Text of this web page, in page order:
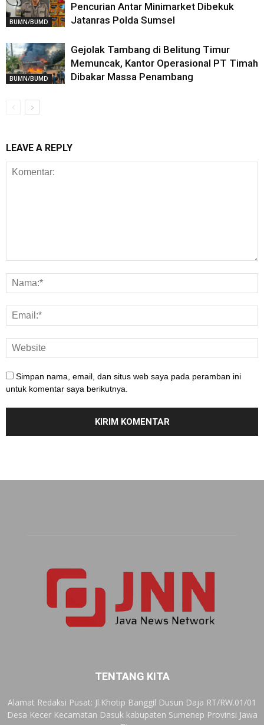
BUMN/BUMD
Pencurian Antar Minimarket Dibekuk
Jatanras Polda Sumsel
BUMN/BUMD
Gejolak Tambang di Belitung Timur
Memuncak, Kantor Operasional PT Timah
Dibakar Massa Penambang
LEAVE A REPLY
Simpan nama, email, dan situs web saya pada peramban ini
untuk komentar saya berikutnya.
TENTANG KITA
Alamat Redaksi Pusat: Jl.Khotip Banggil Dusun Daja RT/RW.01/01
Desa Kecer Kecamatan Dasuk kabupaten Sumenep Provinsi Jawa